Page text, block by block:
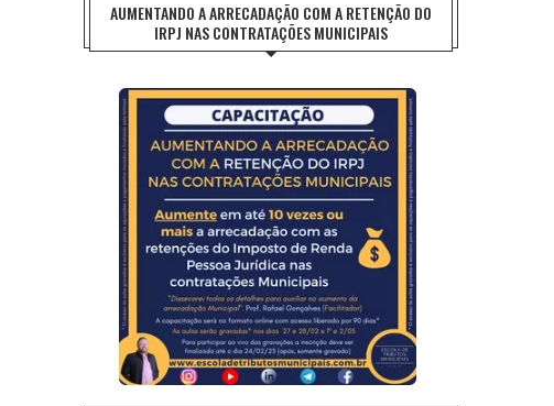
AUMENTANDO A ARRECADAÇÃO COM A RETENÇÃO DO
IRPJ NAS CONTRATAÇÕES MUNICIPAIS